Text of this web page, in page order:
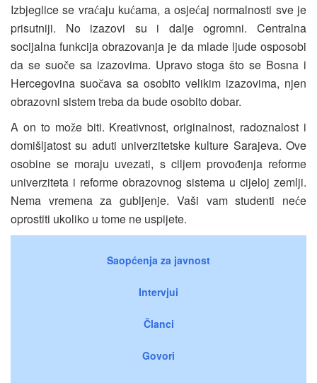
Izbjeglice se vraćaju kućama, a osjećaj normalnosti sve je
prisutniji. No izazovi su i dalje ogromni. Centralna
socijalna funkcija obrazovanja je da mlade ljude osposobi
da se suoče sa izazovima. Upravo stoga što se Bosna i
Hercegovina suočava sa osobito velikim izazovima, njen
obrazovni sistem treba da bude osobito dobar.
A on to može biti. Kreativnost, originalnost, radoznalost i
domišljatost su aduti univerzitetske kulture Sarajeva. Ove
osobine se moraju uvezati, s ciljem provođenja reforme
univerziteta i reforme obrazovnog sistema u cijeloj zemlji.
Nema vremena za gubljenje. Vaši vam studenti neće
oprostiti ukoliko u tome ne uspijete.
Saopćenja za javnost
Intervjui
Članci
Govori